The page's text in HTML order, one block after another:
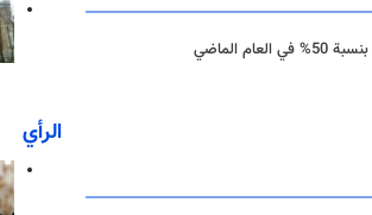
الماضي
الرأي